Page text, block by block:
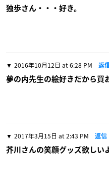
独歩さん・・・好き。
2016年10月12日 at 6:28 PM 返
夢の内先生の絵好きだから買
2017年3月15日 at 2:43 PM 返信
芥川さんの笑顔グッズ欲しい